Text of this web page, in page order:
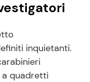
inquietanti.
quadretti